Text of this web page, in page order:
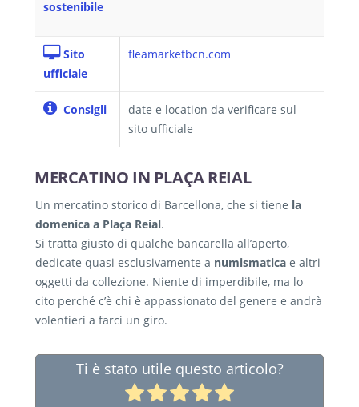
sostenibile
Sito
ufficiale
fleamarketbcn.com
Consigli
date e location da verificare sul
sito ufficiale
MERCATINO IN PLAÇA REIAL
Un mercatino storico di Barcellona, che si tiene la
domenica a Plaça Reial.
Si tratta giusto di qualche bancarella all’aperto,
dedicate quasi esclusivamente a numismatica e altri
oggetti da collezione. Niente di imperdibile, ma lo
cito perché c’è chi è appassionato del genere e andrà
volentieri a farci un giro.
Ti è stato utile questo articolo?